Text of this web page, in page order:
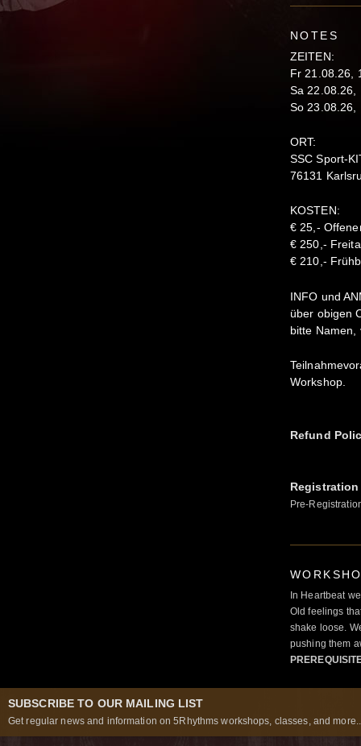
NOTES
ZEITEN:
Fr 21.08.26,
Sa 22.08.26,
So 23.08.26,
ORT:
SSC Sport-
76131
KOSTEN:
€ 25,-
€ 250,-
€ 210,-
INFO und
über obigen
bitte Namen,
Workshop.
Refund
Pre-
In Heartbeat
Old feelings
shake loose.
pushing them
SUBSCRIBE TO OUR MAILING LIST
Get regular news and information on 5Rhythms workshops, classes, and